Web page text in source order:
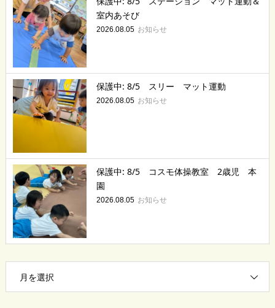
室内あそび
2026.08.05 お知らせ
保護中: 8/5 スリー マット運動
2026.08.05 お知らせ
保護中: 8/5 コスモ体操教室 2歳児 本
園
2026.08.05 お知らせ
月を選択